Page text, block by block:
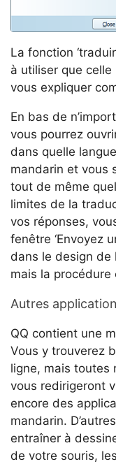
La fonction
à utiliser que
vous expliquer
En bas de
vous pourrez
dans quelle
mandarin et vous
tout de même
limites de la
vos réponses,
fenêtre ‘Envoyez
dans le design de
mais la procédure
Autres
QQ contient une
Vous y trouverez
ligne, mais toutes
vous redirigeront
encore des
mandarin.
entraîner à
de votre souris,